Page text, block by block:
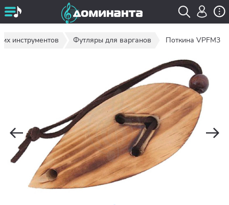
инструментов Футляры для варганов Поткина VPFM3